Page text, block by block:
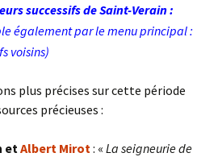
successifs de Saint-Verain :
également par le menu principal :
voisins)
plus précises sur cette période
précieuses :
et Albert Mirot : « La seigneurie de